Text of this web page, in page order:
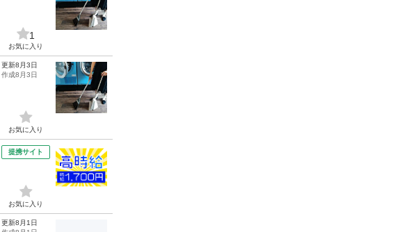
1
お気に入り
更新8月3日
作成8月3日
お気に入り
提携サイト
お気に入り
更新8月1日